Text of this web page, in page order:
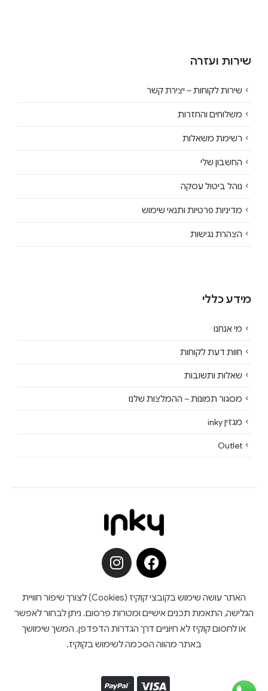
שירות ועזרה
שירות לקוחות – יצירת קשר
משלוחים והחזרות
רשימת משאלות
החשבון שלי
נוהל ביטול עסקה
מדיניות פרטיות ותנאי שימוש
הצהרת נגישות
מידע כללי
מי אנחנו
חוות דעת לקוחות
שאלות ותשובות
מסגור תמונות – ההמלצות שלנו
מגזין inky
Outlet
האתר עושה שימוש בקובצי קוקיז (Cookies) לצורך שיפור חוויית
הגלישה, התאמת תכנים אישיים ומטרות פרסום. ניתן לבחור לאפשר
או לחסום קוקיז לא חיוניים דרך הגדרות הדפדפן. המשך שימושך
באתר מהווה הסכמה לשימוש בקוקיז.